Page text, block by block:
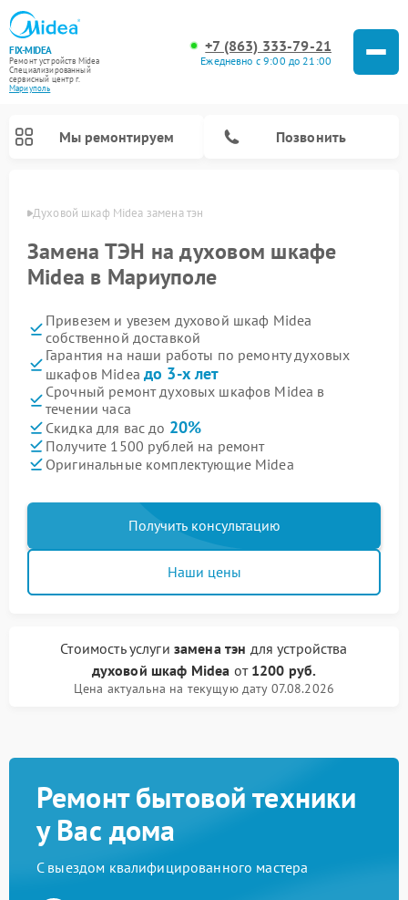
FIX-MIDEA
Ремонт устройств Midea
Специализированный
cервисный центр г.
Мариуполь
+7 (863) 333-79-21
Ежедневно с 9:00 до 21:00
Мы ремонтируем Позвонить
Духовой шкаф Midea замена тэн
Замена ТЭН на духовом шкафе
Midea в Мариуполе
Привезем и увезем духовой шкаф Midea
собственной доставкой
Гарантия на наши работы по ремонту духовых
шкафов Midea до 3-х лет
Срочный ремонт духовых шкафов Midea в
течении часа
Скидка для вас до 20%
Получите 1500 рублей на ремонт
Оригинальные комплектующие Midea
Получить консультацию
Наши цены
Стоимость услуги замена тэн для устройства
духовой шкаф Midea от 1200 руб.
Цена актуальна на текущую дату 07.08.2026
Ремонт бытовой техники
у Вас дома
С выездом квалифицированного мастера